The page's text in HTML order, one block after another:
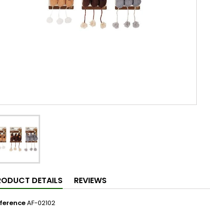
DETAILS REVIEWS
AF-02102